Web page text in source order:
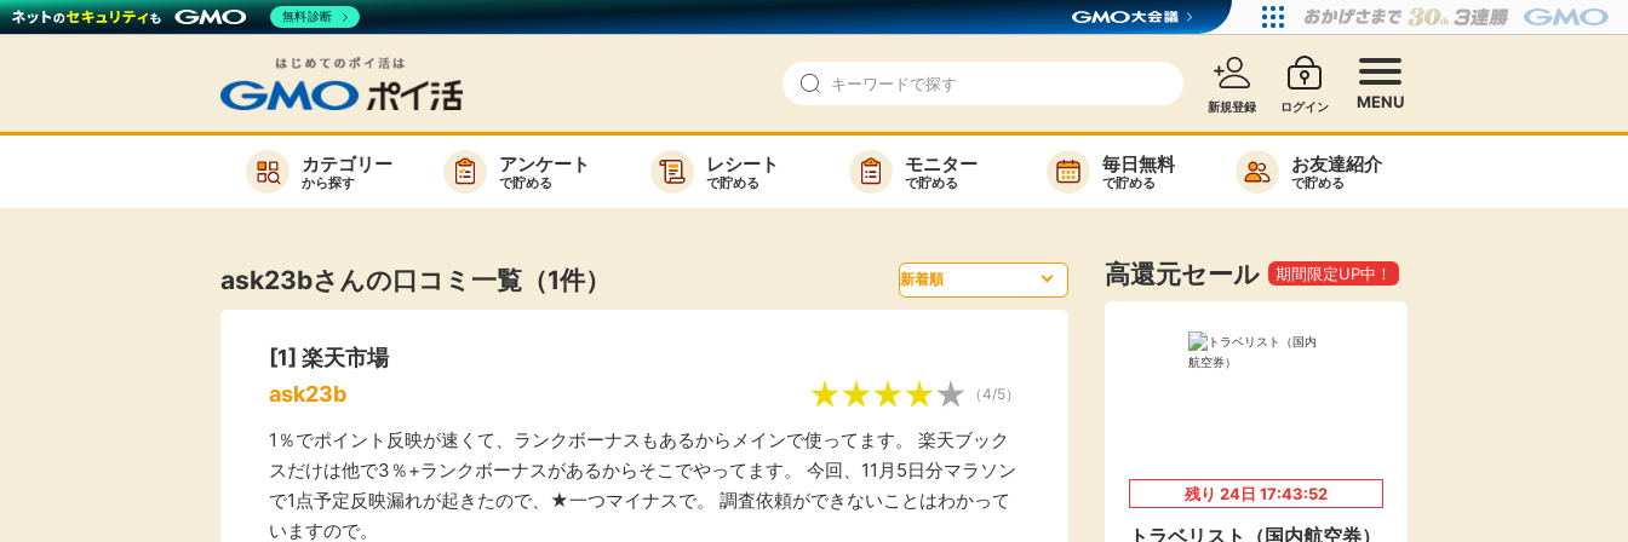
新規登録 ログイン MENU
お知らせ
高還元
無料
ゲーム
モニター
お友達紹介
ポイ活お得情報
GMOポイ活の使い方
毎日ゲット
カテゴリー
から探す
アンケート
で貯める
レシート
で貯める
モニター
で貯める
毎日無料
で貯める
お友達紹介
で貯める
キーワードで検索
楽天サービス一覧
ask23bさんの口コミ一覧（1件）
[1] 楽天市場
ask23b
（4/5）
1％でポイント反映が速くて、ランクボーナスもあるからメインで使ってます。 楽天ブック
スだけは他で3％+ランクボーナスがあるからそこでやってます。 今回、11月5日分マラソン
で1点予定反映漏れが起きたので、★一つマイナスで。 調査依頼ができないことはわかって
いますので。
高還元セール 期間限定UP中！
残り24日17:43:51
トラベリスト（国内航空券）
無料診断